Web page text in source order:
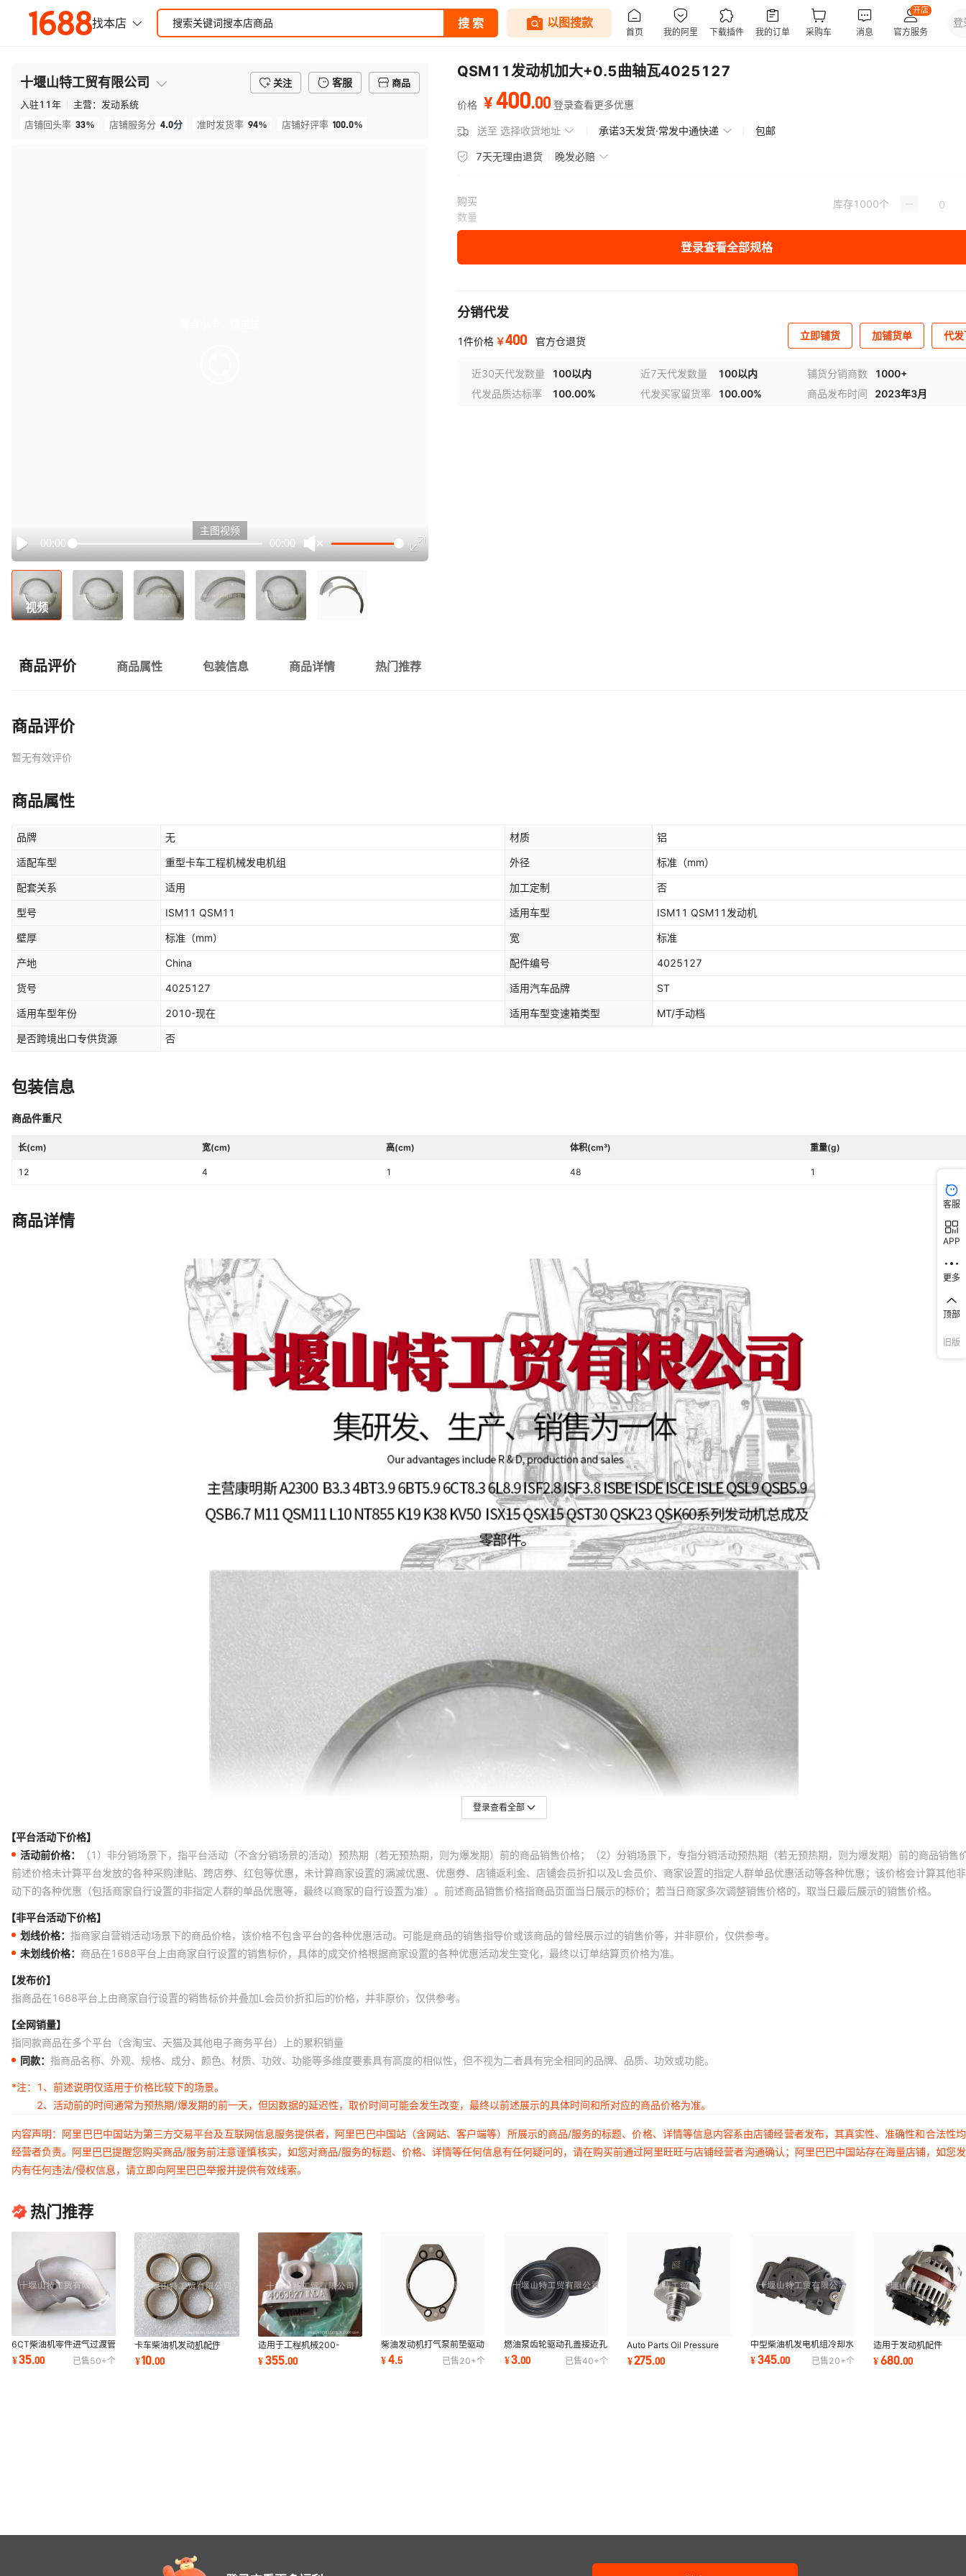
十堰山特工贸有限公司 关注 客服
商品
入驻11年 主营： 发动系统
店铺回头率 33% 店铺服务分 4.0分 准时发货率 94% 店铺好评率 100.0%
Play
00:00 00:00
主图视频
视频
QSM11发动机加大+0.5曲轴瓦4025127
价格 ¥400.00 登录查看更多优惠
送至 选择收货地址 承诺3天发货·常发中通快递 包邮
7天无理由退货 晚发必赔
购买
数量
库存1000个
登录查看全部规格
分销代发
1件价格 ￥400 官方仓退货 立即铺货 加铺货单 代
近30天代发数量 100以内 近7天代发数量 100以内 铺货分销商数
1000+
代发品质达标率
100.00% 代发买家留货率 100.00% 商品发布时间 2023年3月
商品评价 商品属性 包装信息 商品详情 热门推荐
商品评价
暂无有效评价
商品属性
品牌 无 材质 铝
适配车型 重型卡车工程机械发电机组 外径 标准 （mm）
配套关系 适用 加工定制 否
型号 ISM11 QSM11 适用车型 ISM11 QSM11发动机
壁厚 标准 （mm） 宽 标准
产地 China 配件编号 4025127
货号 4025127 适用汽车品牌 ST
适用车型年份 2010-现在 适用车型变速箱类型 MT/手动档
是否跨境出口专供货源 否
包装信息
商品件重尺
长(cm) 宽(cm) 高(cm) 体积(cm³) 重量(g)
12 4 1 48 1
商品详情
登录查看全部
【平台活动下价格】
活动前价格：
（1）非分销场景下，指平台活动（不含分销场景的活动）预热期（若无预热期，则为爆发期）前的商品销售价格；（2）分销场景下，专指分销活动预热期（若无预热期，则为爆发期）前的商品销售
前述价格未计算平台发放的各种采购津贴、跨店券、红包等优惠，未计算商家设置的满减优惠、优惠券、店铺返利金、店铺会员折扣以及L会员价、商家设置的指定人群单品优惠活动等各种优惠；该价格会计算其他
动下的各种优惠（包括商家自行设置的非指定人群的单品优惠等，最终以商家的自行设置为准）。前述商品销售价格指商品页面当日展示的标价；若当日商家多次调整销售价格的，取当日最后展示的销售价格。
【非平台活动下价格】
划线价格： 指商家自营销活动场景下的商品价格，该价格不包含平台的各种优惠活动。可能是商品的销售指导价或该商品的曾经展示过的销售价等，并非原价，仅供参考。
未划线价格： 商品在1688平台上由商家自行设置的销售标价，具体的成交价格根据商家设置的各种优惠活动发生变化，最终以订单结算页价格为准。
【发布价】
指商品在1688平台上由商家自行设置的销售标价并叠加L会员价折扣后的价格，并非原价，仅供参考。
【全网销量】
指同款商品在多个平台（含淘宝、天猫及其他电子商务平台）上的累积销量
同款： 指商品名称、外观、规格、成分、颜色、材质、功效、功能等多维度要素具有高度的相似性，但不视为二者具有完全相同的品牌、品质、功效或功能。
*注：
1、前述说明仅适用于价格比较下的场景。
2、活动前的时间通常为预热期/爆发期的前一天，但因数据的延迟性，取价时间可能会发生改变，最终以前述展示的具体时间和所对应的商品价格为准。
内容声明：阿里巴巴中国站为第三方交易平台及互联网信息服务提供者，阿里巴巴中国站（含网站、客户端等）所展示的商品/服务的标题、价格、详情等信息内容系由店铺经营者发布，其真实性、准确性和合法性
经营者负责。阿里巴巴提醒您购买商品/服务前注意谨慎核实，如您对商品/服务的标题、价格、详情等任何信息有任何疑问的，请在购买前通过阿里旺旺与店铺经营者沟通确认；阿里巴巴中国站存在海量店铺，如您
内有任何违法/侵权信息，请立即向阿里巴巴举报并提供有效线索。
热门推荐
6CT柴油机零件进气过渡管
进气管3883977
¥35.00 已售50+个
卡车柴油机发动机配件
6CT8.3进排气门座圈
3924582
¥10.00
适用于工程机械200-
7200-8进气接管
4063627 3008469
¥355.00
柴油发动机打气泵前垫驱动
盖板密封垫4896897
¥4.5 已售20+个
燃油泵齿轮驱动孔盖接近孔
盖3903463 3903475
¥3.00 已售40+个
Auto Parts Oil Pressure
Sensor 0025358931
¥275.00
中型柴油机发电机组冷却水
泵3024386 3801708
3002385 3024960
¥345.00 已售20+个
适用于发动机配件
5662929发电机
¥680.00
客服
APP
更多
顶部
旧版